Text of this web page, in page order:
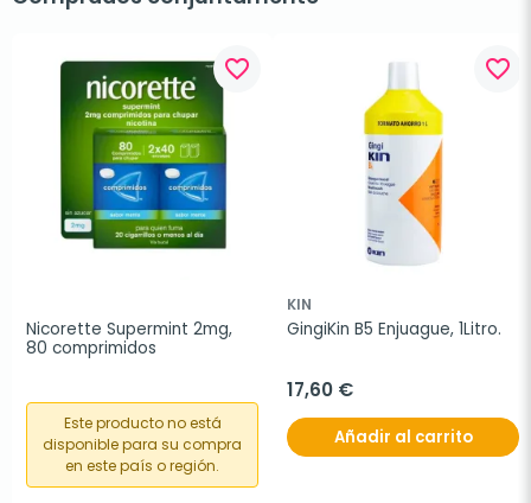
favorite_border
Nicorette Supermint 2mg,
80 comprimidos
Este producto no está
disponible para su compra
en este país o región.
favorite_border
KIN
GingiKin B5 Enjuague, 1Litro.
17,60 €
Añadir al carrito